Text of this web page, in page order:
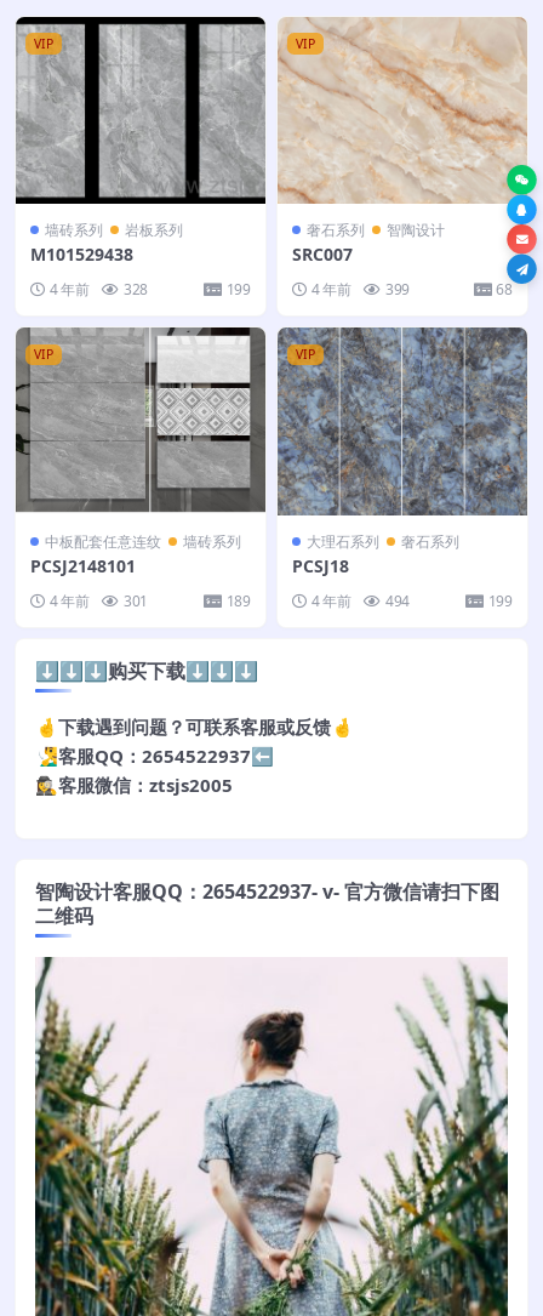
VIP
墙砖系列 岩板系列
M101529438
4 年前 328 199
VIP
奢石系列 智陶设计
SRC007
4 年前 399 68
VIP
中板配套任意连纹 墙砖系列
PCSJ2148101
4 年前 301 189
VIP
大理石系列 奢石系列
PCSJ18
4 年前 494 199
⬇️⬇️⬇️购买下载⬇️⬇️⬇️
🤞下载遇到问题？可联系客服或反馈🤞
🧏‍♂️客服QQ：2654522937⬅️
🕵️‍♀️客服微信：ztsjs2005
智陶设计客服QQ：2654522937- v- 官方微信请扫下图
二维码